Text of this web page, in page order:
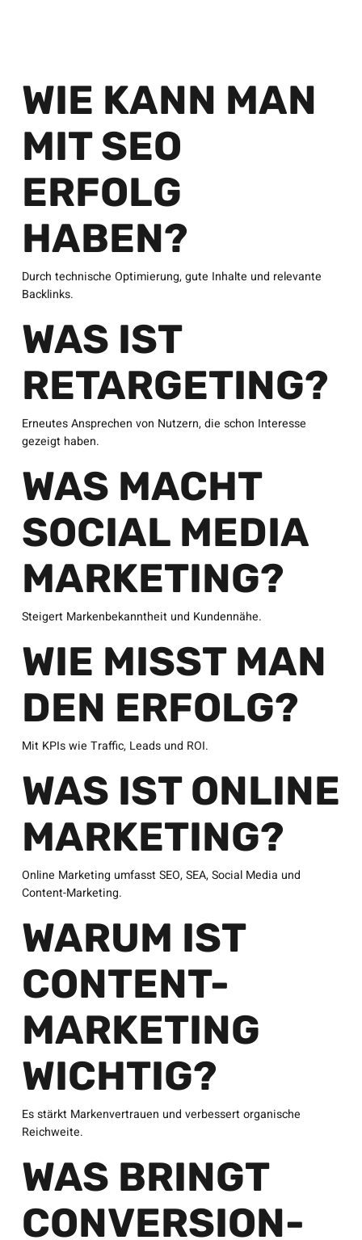
WIE KANN MAN
MIT SEO
ERFOLG
HABEN?
Durch technische Optimierung, gute Inhalte und relevante
Backlinks.
WAS IST
RETARGETING?
Erneutes Ansprechen von Nutzern, die schon Interesse
gezeigt haben.
WAS MACHT
SOCIAL MEDIA
MARKETING?
Steigert Markenbekanntheit und Kundennähe.
WIE MISST MAN
DEN ERFOLG?
Mit KPIs wie Traffic, Leads und ROI.
WAS IST ONLINE
MARKETING?
Online Marketing umfasst SEO, SEA, Social Media und
Content-Marketing.
WARUM IST
CONTENT-
MARKETING
WICHTIG?
Es stärkt Markenvertrauen und verbessert organische
Reichweite.
WAS BRINGT
CONVERSION-